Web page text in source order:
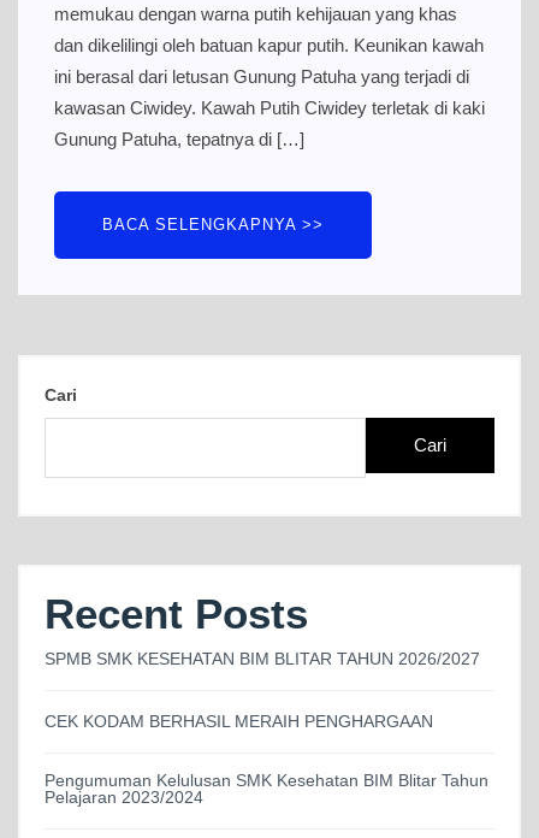
memukau dengan warna putih kehijauan yang khas
dan dikelilingi oleh batuan kapur putih. Keunikan kawah
ini berasal dari letusan Gunung Patuha yang terjadi di
kawasan Ciwidey. Kawah Putih Ciwidey terletak di kaki
Gunung Patuha, tepatnya di […]
BACA SELENGKAPNYA >>
Cari
Cari
Recent Posts
SPMB SMK KESEHATAN BIM BLITAR TAHUN 2026/2027
CEK KODAM BERHASIL MERAIH PENGHARGAAN
Pengumuman Kelulusan SMK Kesehatan BIM Blitar Tahun
Pelajaran 2023/2024